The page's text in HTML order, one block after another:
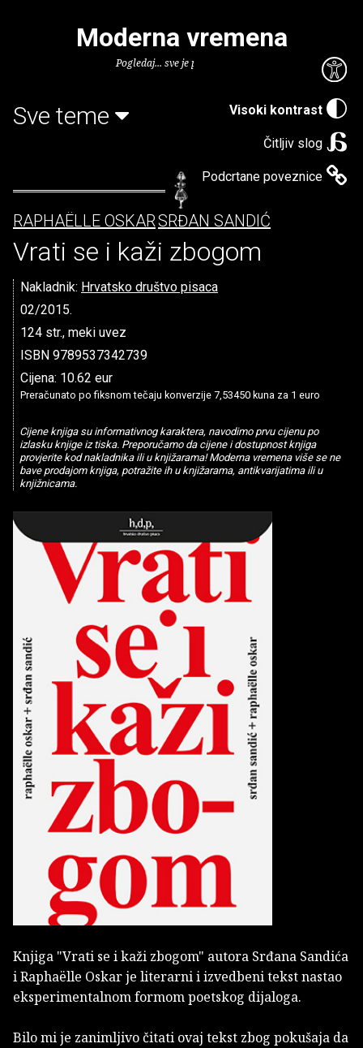
Visoki kontrast
Čitljiv slog
Podcrtane poveznice
Moderna vremena
Pogledaj... sve je puno knjiga.
Sve teme
RAPHAËLLE OSKARSRĐAN SANDIĆ
Vrati se i kaži zbogom
Nakladnik: Hrvatsko društvo pisaca
02/2015.
124 str., meki uvez
ISBN 9789537342739
Cijena: 10.62 eur
Preračunato po fiksnom tečaju konverzije 7,53450 kuna za 1 euro
Cijene knjiga su informativnog karaktera, navodimo prvu cijenu po
izlasku knjige iz tiska. Preporučamo da cijene i dostupnost knjiga
provjerite kod nakladnika ili u knjižarama! Moderna vremena više se ne
bave prodajom knjiga, potražite ih u knjižarama, antikvarijatima ili u
knjižnicama.
Knjiga "Vrati se i kaži zbogom" autora Srđana Sandića
i Raphaëlle Oskar je literarni i izvedbeni tekst nastao
eksperimentalnom formom poetskog dijaloga.
Bilo mi je zanimljivo čitati ovaj tekst zbog pokušaja da